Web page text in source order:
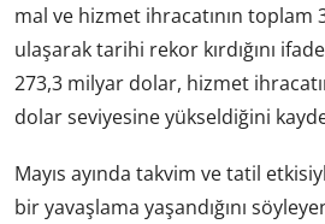
mal ve hizmet ihracatının toplam
ulaşarak tarihi rekor kırdığını
273,3 milyar dolar, hizmet
dolar seviyesine yükseldiğini
Mayıs ayında takvim ve tatil
bir yavaşlama yaşandığını